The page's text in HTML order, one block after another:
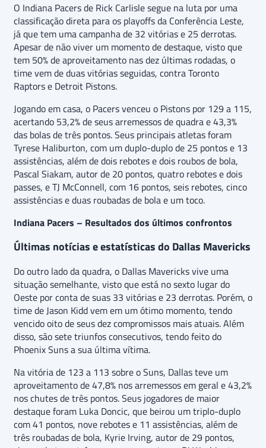
O Indiana Pacers de Rick Carlisle segue na luta por uma
classificação direta para os playoffs da Conferência Leste,
já que tem uma campanha de 32 vitórias e 25 derrotas.
Apesar de não viver um momento de destaque, visto que
tem 50% de aproveitamento nas dez últimas rodadas, o
time vem de duas vitórias seguidas, contra Toronto
Raptors e Detroit Pistons.
Jogando em casa, o Pacers venceu o Pistons por 129 a 115,
acertando 53,2% de seus arremessos de quadra e 43,3%
das bolas de três pontos. Seus principais atletas foram
Tyrese Haliburton, com um duplo-duplo de 25 pontos e 13
assistências, além de dois rebotes e dois roubos de bola,
Pascal Siakam, autor de 20 pontos, quatro rebotes e dois
passes, e TJ McConnell, com 16 pontos, seis rebotes, cinco
assistências e duas roubadas de bola e um toco.
Indiana Pacers – Resultados dos últimos confrontos
Últimas notícias e estatísticas do Dallas Mavericks
Do outro lado da quadra, o Dallas Mavericks vive uma
situação semelhante, visto que está no sexto lugar do
Oeste por conta de suas 33 vitórias e 23 derrotas. Porém, o
time de Jason Kidd vem em um ótimo momento, tendo
vencido oito de seus dez compromissos mais atuais. Além
disso, são sete triunfos consecutivos, tendo feito do
Phoenix Suns a sua última vítima.
Na vitória de 123 a 113 sobre o Suns, Dallas teve um
aproveitamento de 47,8% nos arremessos em geral e 43,2%
nos chutes de três pontos. Seus jogadores de maior
destaque foram Luka Doncic, que beirou um triplo-duplo
com 41 pontos, nove rebotes e 11 assistências, além de
três roubadas de bola, Kyrie Irving, autor de 29 pontos,